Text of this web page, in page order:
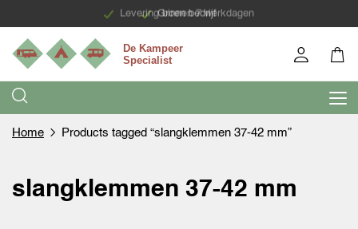
Groen bedrijf
Levering binnen 7 werkdagen
Home Products tagged “slangklemmen 37-42 mm”
slangklemmen 37-42 mm